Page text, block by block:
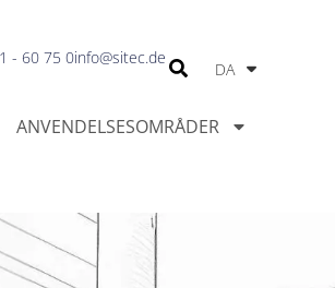
- 60 75 0info@sitec.de
DA
PT
ANVENDELSESOMRÅDER